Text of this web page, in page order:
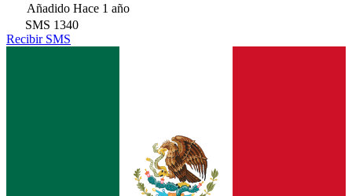
Añadido Hace 1 año
SMS 1340
Recibir SMS